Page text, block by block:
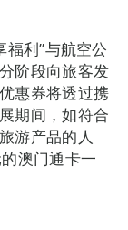
福利”与航空公
阶段向旅客发
惠券将透过携
期间，如符合
游产品的人
澳门通卡一